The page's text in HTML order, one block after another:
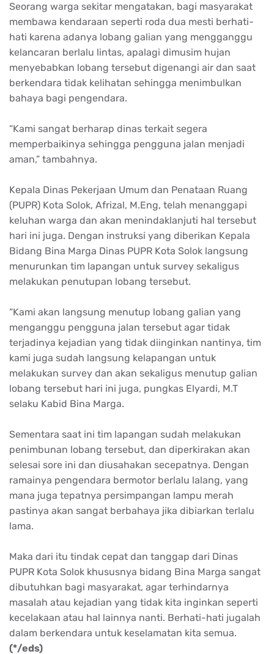
Seorang warga sekitar mengatakan, bagi masyarakat
membawa kendaraan seperti roda dua mesti berhati-
hati karena adanya lobang galian yang mengganggu
kelancaran berlalu lintas, apalagi dimusim hujan
menyebabkan lobang tersebut digenangi air dan saat
berkendara tidak kelihatan sehingga menimbulkan
bahaya bagi pengendara.
“Kami sangat berharap dinas terkait segera
memperbaikinya sehingga pengguna jalan menjadi
aman,” tambahnya.
Kepala Dinas Pekerjaan Umum dan Penataan Ruang
(PUPR) Kota Solok, Afrizal, M.Eng, telah menanggapi
keluhan warga dan akan menindaklanjuti hal tersebut
hari ini juga. Dengan instruksi yang diberikan Kepala
Bidang Bina Marga Dinas PUPR Kota Solok langsung
menurunkan tim lapangan untuk survey sekaligus
melakukan penutupan lobang tersebut.
“Kami akan langsung menutup lobang galian yang
menganggu pengguna jalan tersebut agar tidak
terjadinya kejadian yang tidak diinginkan nantinya, tim
kami juga sudah langsung kelapangan untuk
melakukan survey dan akan sekaligus menutup galian
lobang tersebut hari ini juga, pungkas Elyardi, M.T
selaku Kabid Bina Marga.
Sementara saat ini tim lapangan sudah melakukan
penimbunan lobang tersebut, dan diperkirakan akan
selesai sore ini dan diusahakan secepatnya. Dengan
ramainya pengendara bermotor berlalu lalang, yang
mana juga tepatnya persimpangan lampu merah
pastinya akan sangat berbahaya jika dibiarkan terlalu
lama.
Maka dari itu tindak cepat dan tanggap dari Dinas
PUPR Kota Solok khususnya bidang Bina Marga sangat
dibutuhkan bagi masyarakat, agar terhindarnya
masalah atau kejadian yang tidak kita inginkan seperti
kecelakaan atau hal lainnya nanti. Berhati-hati jugalah
dalam berkendara untuk keselamatan kita semua.
(*/eds)